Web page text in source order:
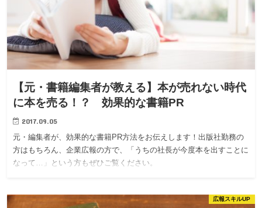
【元・書籍編集者が教える】本が売れない時代
に本を売る！？ 効果的な書籍PR
2017.09.05
元・編集者が、効果的な書籍PR方法をお伝えします！出版社勤務の
方はもちろん、企業広報の方で、「うちの社長が今度本を出すことに
なって…」という方もぜひご覧ください。
広報スキルUP